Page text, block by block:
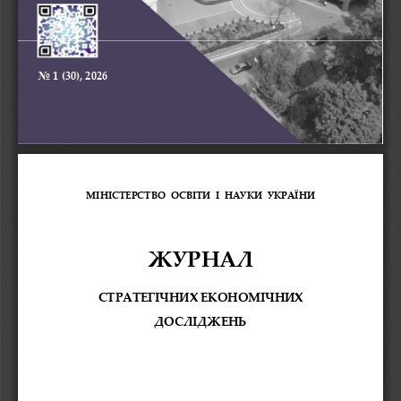
No 1 (30), 2026
МІНІСТЕРСТВО ОСВІТИ І НАУКИ УКРАЇНИ
ЖУРНАЛ
СТРАТЕГІЧНИХ ЕКОНОМІЧНИХ
ДОСЛІДЖЕНЬ